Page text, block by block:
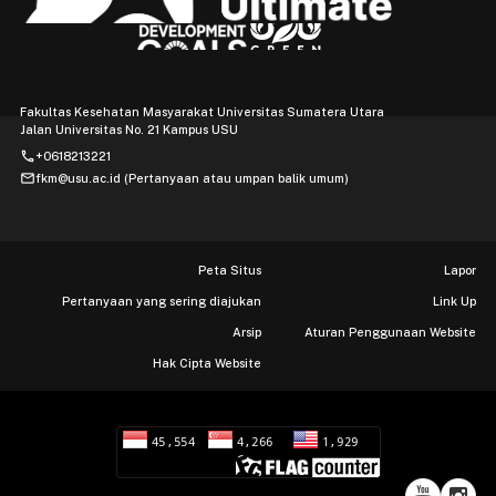
Fakultas Kesehatan Masyarakat Universitas Sumatera Utara
Jalan Universitas No. 21 Kampus USU
phone+0618213221
mailfkm@usu.ac.id (Pertanyaan atau umpan balik umum)
Peta Situs Lapor
Pertanyaan yang sering diajukan Link Up
Arsip Aturan Penggunaan Website
Hak Cipta Website